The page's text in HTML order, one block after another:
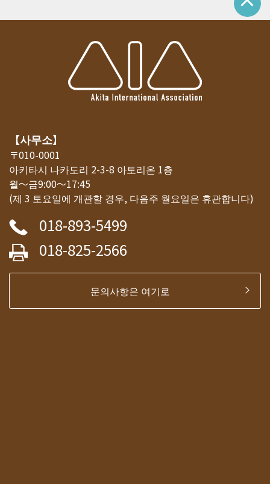
【사무소】
〒010-0001
아키타시 나카도리 2-3-8 아토리온 1층
월～금9:00～17:45
(제 3 토요일에 개관할 경우, 다음주 월요일은 휴관합니다)
018-893-5499
018-825-2566
문의사항은 여기로